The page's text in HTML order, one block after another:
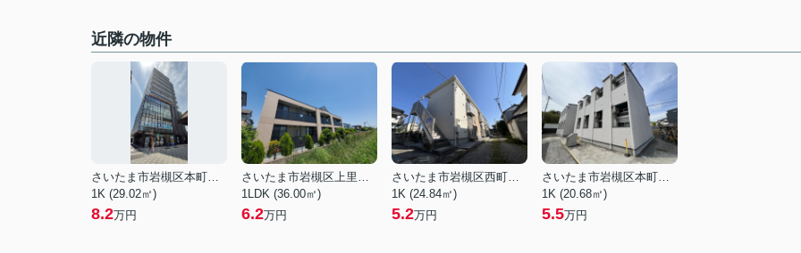
近隣の物件
さいたま市岩槻区本町１丁目
1K (29.02㎡)
8.2万円
さいたま市岩槻区上里１丁目
1LDK (36.00㎡)
6.2万円
さいたま市岩槻区西町５丁目
1K (24.84㎡)
5.2万円
さいたま市岩槻区本町３丁目
1K (20.68㎡)
5.5万円